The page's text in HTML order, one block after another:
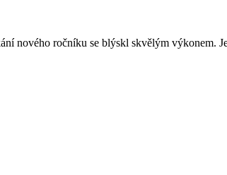
nového ročníku se blýskl skvělým výkonem.